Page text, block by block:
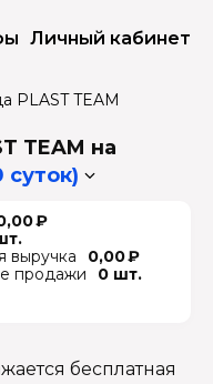
Личный кабинет
PLAST TEAM
TEAM на
суток)
₽
выручка
0,00 ₽
продажи
0 шт.
бесплатная